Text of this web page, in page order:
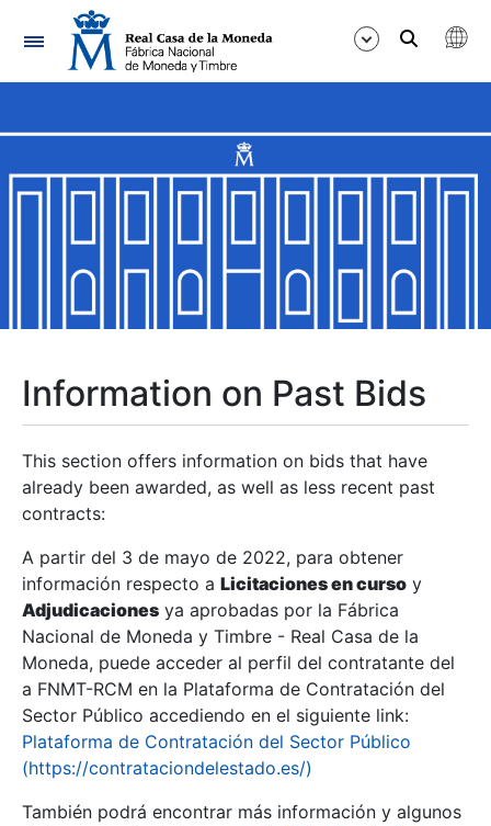
Navigation
Show/Hide
Show/Hide
Show/Hide
Show/Hide
Show/Hide
Information on Past Bids
This section offers information on bids that have
already been awarded, as well as less recent past
contracts:
A partir del 3 de mayo de 2022, para obtener
información respecto a Licitaciones en curso y
Adjudicaciones ya aprobadas por la Fábrica
Nacional de Moneda y Timbre - Real Casa de la
Moneda, puede acceder al perfil del contratante del
a FNMT-RCM en la Plataforma de Contratación del
Sector Público accediendo en el siguiente link:
Plataforma de Contratación del Sector Público
(https://contrataciondelestado.es/)
También podrá encontrar más información y algunos